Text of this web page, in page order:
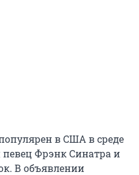
в США в среде
Фрэнк Синатра и
В объявлении